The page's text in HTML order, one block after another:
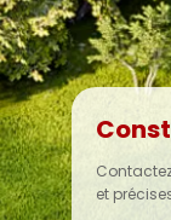
et